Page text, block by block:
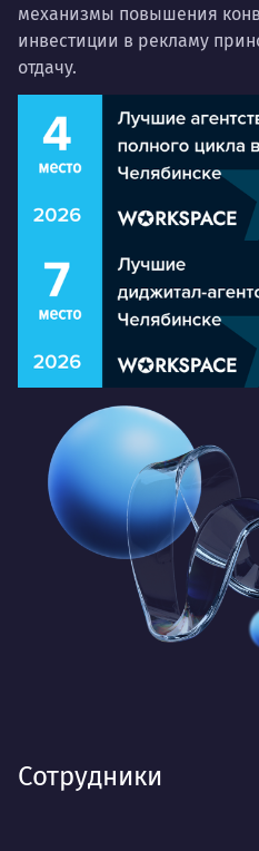
механизмы повышения
инвестиции в рекламу
отдачу.
Сотрудники